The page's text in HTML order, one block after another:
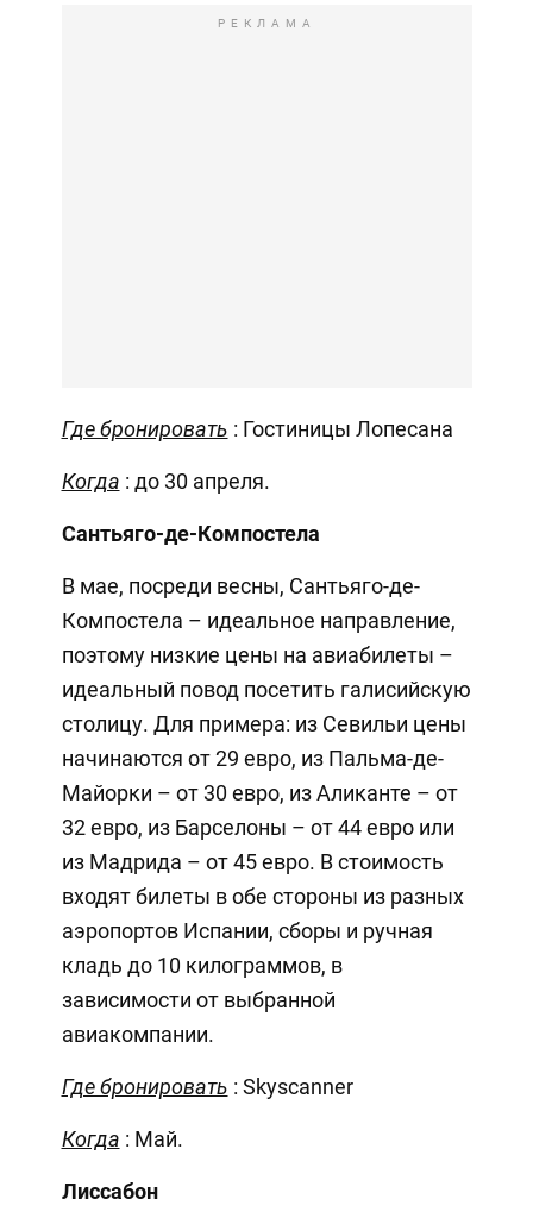
РЕКЛАМА
Где бронировать : Гостиницы Лопесана
Когда : до 30 апреля.
Сантьяго-де-Компостела
В мае, посреди весны, Сантьяго-де-
Компостела – идеальное направление,
поэтому низкие цены на авиабилеты –
идеальный повод посетить галисийскую
столицу. Для примера: из Севильи цены
начинаются от 29 евро, из Пальма-де-
Майорки – от 30 евро, из Аликанте – от
32 евро, из Барселоны – от 44 евро или
из Мадрида – от 45 евро. В стоимость
входят билеты в обе стороны из разных
аэропортов Испании, сборы и ручная
кладь до 10 килограммов, в
зависимости от выбранной
авиакомпании.
Где бронировать : Skyscanner
Когда : Май.
Лиссабон